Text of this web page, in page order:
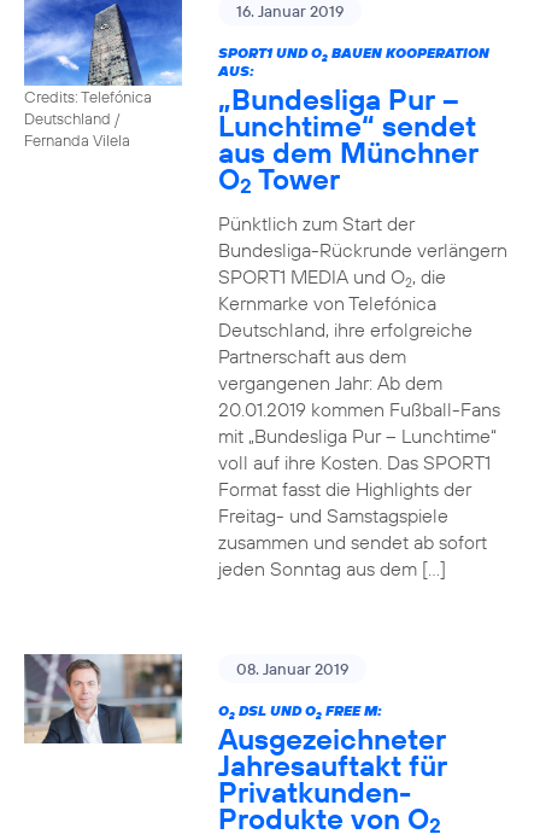
Credits: Telefónica
Deutschland /
Fernanda Vilela
16. Januar 2019
SPORT1 UND O2BAUEN KOOPERATION
AUS:
„Bundesliga Pur –
Lunchtime“ sendet
aus dem Münchner
O2 Tower
Pünktlich zum Start der
Bundesliga-Rückrunde verlängern
SPORT1 MEDIA und O2, die
Kernmarke von Telefónica
Deutschland, ihre erfolgreiche
Partnerschaft aus dem
vergangenen Jahr: Ab dem
20.01.2019 kommen Fußball-Fans
mit „Bundesliga Pur – Lunchtime“
voll auf ihre Kosten. Das SPORT1
Format fasst die Highlights der
Freitag- und Samstagspiele
zusammen und sendet ab sofort
jeden Sonntag aus dem […]
08. Januar 2019
O2DSL UND O2FREE M:
Ausgezeichneter
Jahresauftakt für
Privatkunden-
Produkte von O2